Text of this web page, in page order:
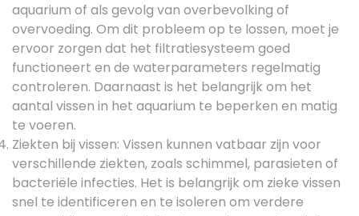
aquarium of als gevolg van overbevolking of
overvoeding. Om dit probleem op te lossen, moet je
ervoor zorgen dat het filtratiesysteem goed
functioneert en de waterparameters regelmatig
controleren. Daarnaast is het belangrijk om het
aantal vissen in het aquarium te beperken en matig
te voeren.
Ziekten bij vissen: Vissen kunnen vatbaar zijn voor
verschillende ziekten, zoals schimmel, parasieten of
bacteriële infecties. Het is belangrijk om zieke vissen
snel te identificeren en te isoleren om verdere